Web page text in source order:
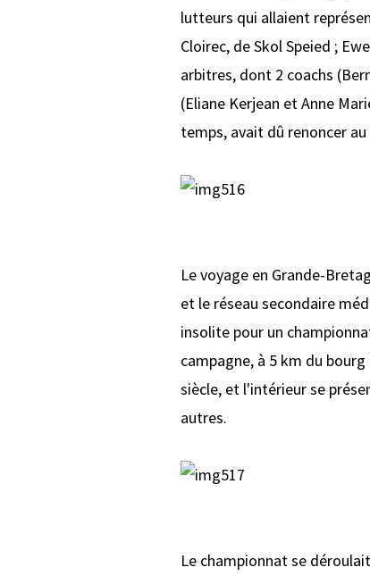
lutteurs qui allaient
Cloirec, de Skol Speied ;
arbitres, dont 2 coachs
(Eliane Kerjean et Anne
temps, avait dû renoncer
Le voyage en Grande-
et le réseau secondaire
insolite pour un
campagne, à 5 km du
siècle, et l'intérieur se
autres.
Le championnat se